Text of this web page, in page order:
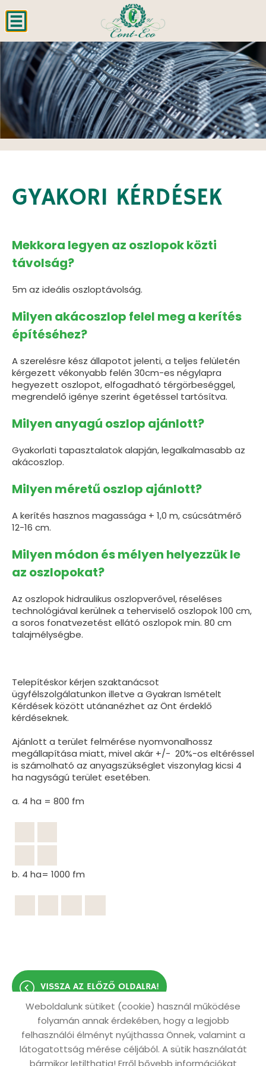
GYAKORI KÉRDÉSEK
Mekkora legyen az oszlopok közti
távolság?
5m az ideális oszloptávolság.
Milyen akácoszlop felel meg a kerítés
építéséhez?
A szerelésre kész állapotot jelenti, a teljes felületén
kérgezett vékonyabb felén 30cm-es négylapra
hegyezett oszlopot, elfogadható térgörbeséggel,
megrendelő igénye szerint égetéssel tartósítva.
Milyen anyagú oszlop ajánlott?
Gyakorlati tapasztalatok alapján, legalkalmasabb az
akácoszlop.
Milyen méretű oszlop ajánlott?
A kerítés hasznos magassága + 1,0 m, csúcsátmérő
12-16 cm.
Milyen módon és mélyen helyezzük le
az oszlopokat?
Az oszlopok hidraulikus oszlopverővel, réseléses
technológiával kerülnek a teherviselő oszlopok 100 cm,
a soros fonatvezetést ellátó oszlopok min. 80 cm
talajmélységbe.
Telepítéskor kérjen szaktanácsot
ügyfélszolgálatunkon illetve a Gyakran Ismételt
Kérdések között utánanézhet az Önt érdeklő
kérdéseknek.
Ajánlott a terület felmérése nyomvonalhossz
megállapítása miatt, mivel akár +/- 20%-os eltéréssel
is számolható az anyagszükséglet viszonylag kicsi 4
ha nagyságú terület esetében.
a. 4 ha = 800 fm
b. 4 ha= 1000 fm
VISSZA AZ ELŐZŐ OLDALRA!
Oldal információk Adatkezelési tájékoztató
Weboldalunk sütiket (cookie) használ működése
folyamán annak érdekében, hogy a legjobb
felhasználói élményt nyújthassa Önnek, valamint a
látogatottság mérése céljából. A sütik használatát
bármikor letilthatja! Erről bővebb információkat